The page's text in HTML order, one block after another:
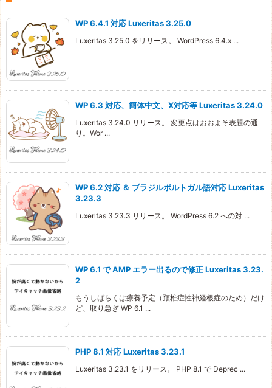
WP 6.4.1 対応 Luxeritas 3.25.0
Luxeritas 3.25.0 をリリース。 WordPress 6.4.x ...
WP 6.3 対応、簡体中文、X対応等 Luxeritas 3.24.0
Luxeritas 3.24.0 リリース。 変更点はおおよそ表題の通
り。Wor ...
WP 6.2 対応 ＆ ブラジルポルトガル語対応 Luxeritas
3.23.3
Luxeritas 3.23.3 リリース。 WordPress 6.2 への対 ...
WP 6.1 で AMP エラー出るので修正 Luxeritas 3.23.
2
もうしばらくは療養予定（頚椎症性神経根症のため）だけ
ど、取り急ぎ WP 6.1 ...
PHP 8.1 対応 Luxeritas 3.23.1
Luxeritas 3.23.1 をリリース。 PHP 8.1 で Deprec ...